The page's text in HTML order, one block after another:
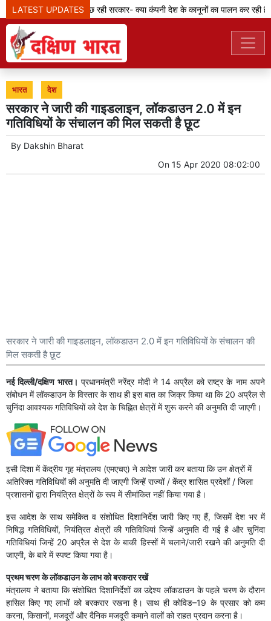
LATEST UPDATES
मेटा टीम से पूछ रही सरकार- क्या कंपनी देश के कानूनों का पालन कर रही है?
भारत देश
सरकार ने जारी की गाइडलाइन, लॉकडाउन 2.0 में इन
गतिविधियों के संचालन की मिल सकती है छूट
By Dakshin Bharat
On 15 Apr 2020 08:02:00
सरकार ने जारी की गाइडलाइन, लॉकडाउन 2.0 में इन गतिविधियों के संचालन की
मिल सकती है छूट
नई दिल्ली/दक्षिण भारत। प्रधानमंत्री नरेंद्र मोदी ने 14 अप्रैल को राष्ट्र के नाम अपने
संबोधन में लॉकडाउन के विस्तार के साथ ही इस बात का जिक्र किया था कि 20 अप्रैल से
चुनिंदा आवश्यक गतिविधियों को देश के चिह्नित क्षेत्रों में शुरू करने की अनुमति दी जाएगी।
इसी दिशा में केंद्रीय गृह मंत्रालय (एमएचए) ने आदेश जारी कर बताया कि उन क्षेत्रों में
अतिरिक्त गतिविधियों की अनुमति दी जाएगी जिन्हें राज्यों / केंद्र शासित प्रदेशों / जिला
प्रशासनों द्वारा नियंत्रित क्षेत्रों के रूप में सीमांकित नहीं किया गया है।
इस आदेश के साथ समेकित व संशोधित दिशानिर्देश जारी किए गए हैं, जिसमें देश भर में
निषिद्ध गतिविधियों, नियंत्रित क्षेत्रों की गतिविधियां जिन्हें अनुमति दी गई है और चुनिंदा
गतिविधियां जिन्हें 20 अप्रैल से देश के बाकी हिस्सों में चलाने/जारी रखने की अनुमति दी
जाएगी, के बारे में स्पष्ट किया गया है।
प्रथम चरण के लॉकडाउन के लाभ को बरकरार रखें
मंत्रालय ने बताया कि संशोधित दिशानिर्देशों का उद्देश्य लॉकडाउन के पहले चरण के दौरान
हासिल किए गए लाभों को बरकरार रखना है। साथ ही कोविड–19 के प्रसार को कम
करना, किसानों, मजदूरों और दैनिक मजदूरी कमाने वालों को राहत प्रदान करना है।